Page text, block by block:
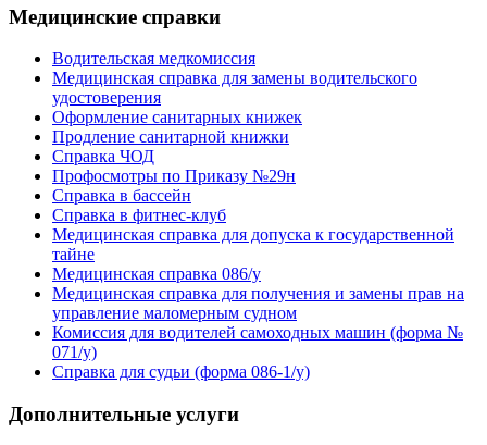
Медицинские справки
Водительская медкомиссия
Медицинская справка для замены водительского
удостоверения
Оформление санитарных книжек
Продление санитарной книжки
Справка ЧОД
Профосмотры по Приказу №29н
Справка в бассейн
Справка в фитнес-клуб
Медицинская справка для допуска к государственной
тайне
Медицинская справка 086/у
Медицинская справка для получения и замены прав на
управление маломерным судном
Комиссия для водителей самоходных машин (форма №
071/у)
Справка для судьи (форма 086-1/у)
Дополнительные услуги